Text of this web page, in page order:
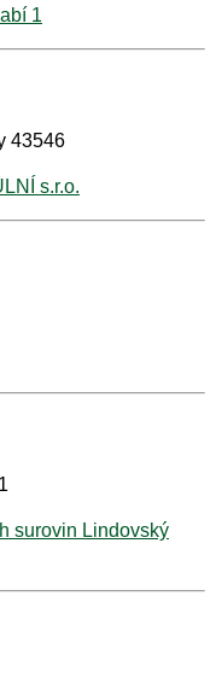
1
43546
s.r.o.
surovin Lindovský